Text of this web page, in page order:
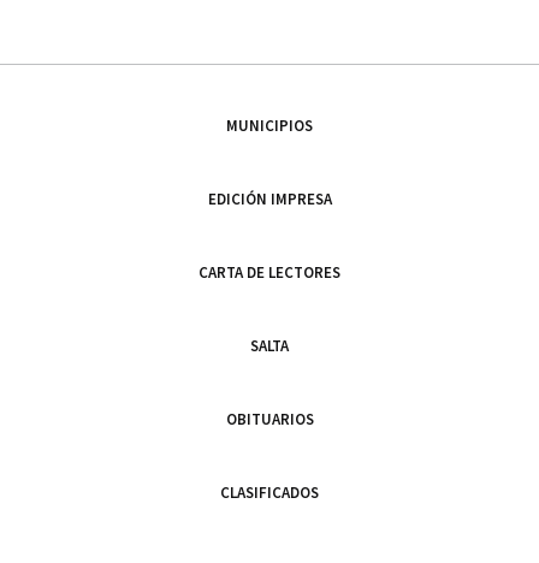
MUNICIPIOS
EDICIÓN IMPRESA
CARTA DE LECTORES
SALTA
OBITUARIOS
CLASIFICADOS